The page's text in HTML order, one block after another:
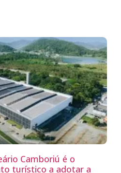
Camboriú é o
turístico a adotar a